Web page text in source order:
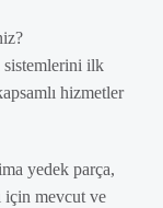
sistemlerini ilk
hizmetler
yedek parça,
için mevcut ve